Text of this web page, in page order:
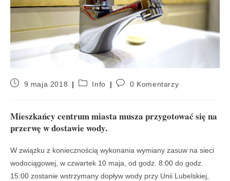
9 maja 2018 Info 0 Komentarzy
Mieszkańcy centrum miasta musza przygotować się na
przerwę w dostawie wody.
W związku z koniecznością wykonania wymiany zasuw na sieci
wodociągowej, w czwartek 10 maja, od godz. 8:00 do godz.
15:00 zostanie wstrzymany dopływ wody przy Unii Lubelskiej,